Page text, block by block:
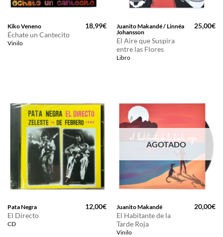
Kiko Veneno
Échate un Cantecito
Vinilo
18,99€
Juanito Makandé / Linnéa
Johansson
El Aire que Suspira
entre las Flores
Libro
25,00€
Pata Negra
El Directo
CD
12,00€
AGOTADO
Juanito Makandé
El Habitante de la
Tarde Roja
Vinilo
20,00€